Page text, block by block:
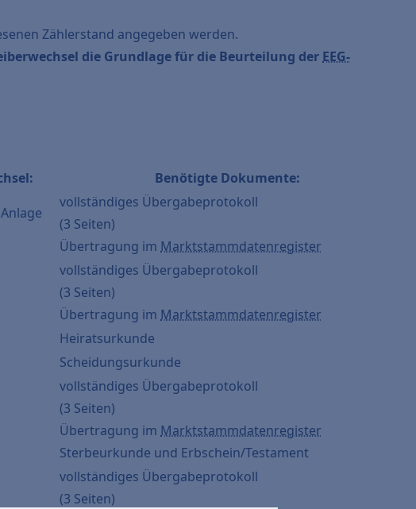
Zählerstand angegeben werden.
die Grundlage für die Beurteilung der EEG-
Benötigte Dokumente:
vollständiges Übergabeprotokoll
(3 Seiten)
Übertragung im Marktstammdatenregister
vollständiges Übergabeprotokoll
(3 Seiten)
Übertragung im Marktstammdatenregister
Heiratsurkunde
Scheidungsurkunde
vollständiges Übergabeprotokoll
(3 Seiten)
Übertragung im Marktstammdatenregister
Sterbeurkunde und Erbschein/Testament
vollständiges Übergabeprotokoll
(3 Seiten)